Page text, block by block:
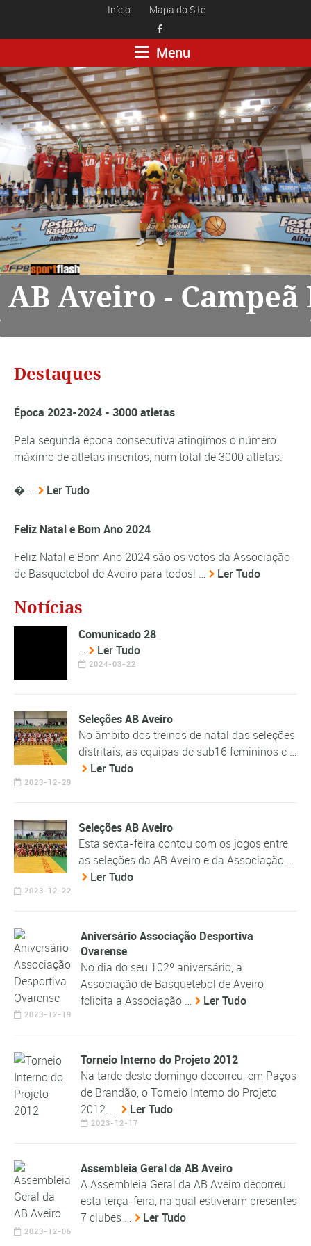
Início Mapa do Site

Menu
AB Aveiro -
Destaques
Época 2023-2024 - 3000 atletas
Pela segunda época consecutiva atingimos o número
máximo de atletas inscritos, num total de 3000 atletas.
� … Ler Tudo
Feliz Natal e Bom Ano 2024
Feliz Natal e Bom Ano 2024 são os votos da Associação
de Basquetebol de Aveiro para todos! …
Ler Tudo
Notícias
Comunicado 28
…
Ler Tudo
2024-03-22
Seleções AB Aveiro
No âmbito dos treinos de natal das seleções
distritais, as equipas de sub16 femininos e …
Ler Tudo
2023-12-29
Seleções AB Aveiro
Esta sexta-feira contou com os jogos entre
as seleções da AB Aveiro e da Associação …
Ler Tudo
2023-12-22
Aniversário Associação Desportiva
Ovarense
No dia do seu 102º aniversário, a
Associação de Basquetebol de Aveiro
felicita a Associação …
Ler Tudo
2023-12-19
Torneio Interno do Projeto 2012
Na tarde deste domingo decorreu, em Paços
de Brandão, o Torneio Interno do Projeto
2012. …
Ler Tudo
2023-12-17
Assembleia Geral da AB Aveiro
A Assembleia Geral da AB Aveiro decorreu
esta terça-feira, na qual estiveram presentes
7 clubes …
Ler Tudo
2023-12-05